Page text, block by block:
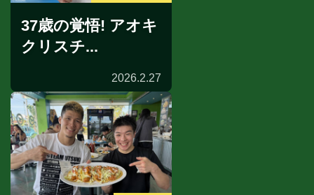
37歳の覚悟! アオキ
クリスチ...
2026.2.27